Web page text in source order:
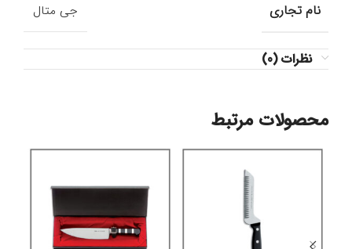
نام تجاری
جی متال
نظرات (0)
محصولات مرتبط